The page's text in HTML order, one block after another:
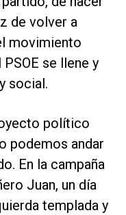
de volver a
movimiento
se llene y
social.
político
podemos andar
En la campaña
Juan, un día
templada y